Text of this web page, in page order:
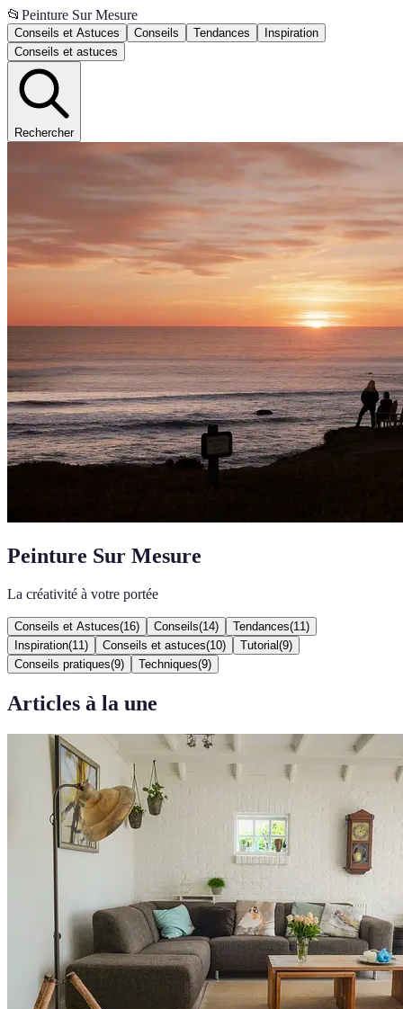
📂 Peinture Sur Mesure
Conseils et Astuces Conseils Tendances
Inspiration
Conseils et astuces
Rechercher
Peinture Sur Mesure
La créativité à votre portée
Conseils et Astuces(16) Conseils(14) Tendances(11 )
Inspiration(11 ) Conseils et astuces(10) Tutorial (9)
Conseils pratiques(9) Techniques(9)
Articles à la une